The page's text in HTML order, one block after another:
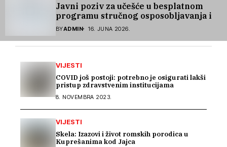
Javni poziv za učešće u besplatnom
programu stručnog osposobljavanja i
podrške pri zapošljavanju
BYADMIN 16. JUNA 2026.
VIJESTI
COVID još postoji: potrebno je osigurati lakši
pristup zdravstvenim institucijama
8. NOVEMBRA 2023.
VIJESTI
Skela: Izazovi i život romskih porodica u
Kuprešanima kod Jajca